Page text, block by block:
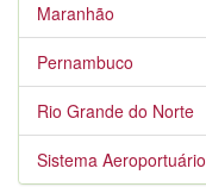
Maranhão
Pernambuco
Rio Grande do Norte
Sistema Aeroportuário